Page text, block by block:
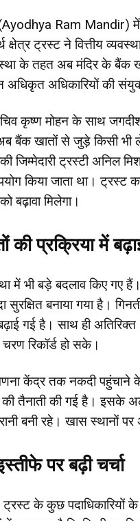
Ram Mandir)
क्षेत्र ट्रस्ट ने वित्तीय
के तहत अब मंदिर के बैंक
अधिकारियों की
कृष्ण मोहन के साथ
बैंक खातों से जुड़े किसी भी
ट्रस्टी अनिल
किया जाता था। ट्रस्ट
बढ़ावा मिलेगा।
प्रक्रिया में
में भी बड़े बदलाव किए गए
बनाया गया है।
बढ़ाई गई है। साथ ही
रिकॉर्ड हो सके।
केंद्र तक नकदी पहुंचाने
तैनाती की गई है। इसके
बनी रहे। खास स्थानों पर
पर बढ़ी चर्चा
ट्रस्ट के कुछ